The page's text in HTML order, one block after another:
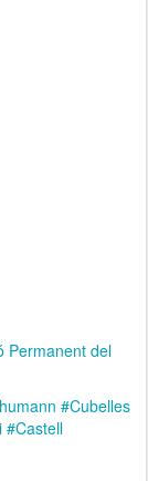
Permanent del
#Cubelles
#Castell